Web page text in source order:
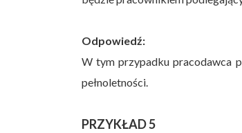
Odpowiedź:
W tym przypadku pracodawca
pełnoletności.
PRZYKŁAD 5